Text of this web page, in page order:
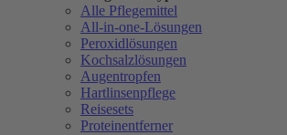
Alle Pflegemittel
All-in-one-Lösungen
Peroxidlösungen
Kochsalzlösungen
Augentropfen
Hartlinsenpflege
Reisesets
Proteinentferner